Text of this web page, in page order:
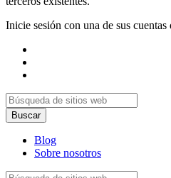
Inicie sesión con una de sus cuentas
Blog
Sobre nosotros